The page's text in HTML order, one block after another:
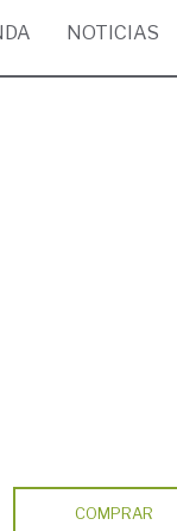
NOTICIAS
COMPRAR